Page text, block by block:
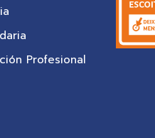
Profesional